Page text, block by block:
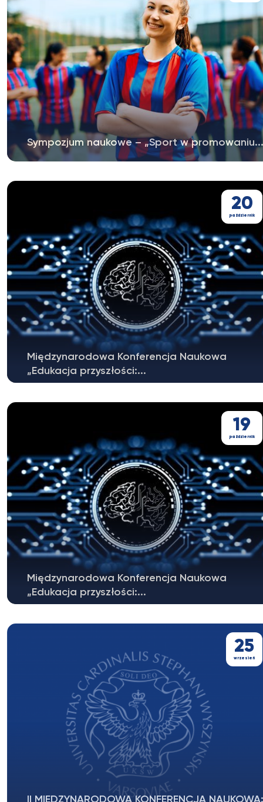
Sympozjum naukowe – „Sport w promowaniu...
Towarzystwo Naukowe Franciszka...
20
październik
Międzynarodowa Konferencja Naukowa
„Edukacja przyszłości:...
19
październik
Międzynarodowa Konferencja Naukowa
„Edukacja przyszłości:...
w międzynarodowej konferencji...
25
wrzesień
II MIĘDZYNARODOWA KONFERENCJA NAUKOWA: